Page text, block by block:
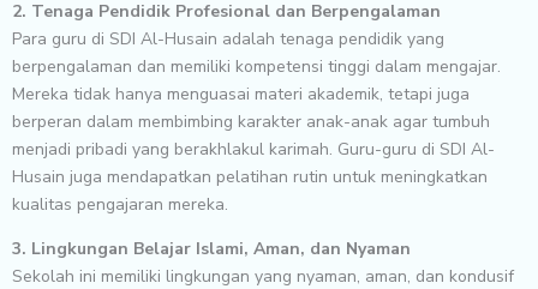
2. Tenaga Pendidik Profesional dan Berpengalaman
Para guru di SDI Al-Husain adalah tenaga pendidik yang
berpengalaman dan memiliki kompetensi tinggi dalam mengajar.
Mereka tidak hanya menguasai materi akademik, tetapi juga
berperan dalam membimbing karakter anak-anak agar tumbuh
menjadi pribadi yang berakhlakul karimah. Guru-guru di SDI Al-
Husain juga mendapatkan pelatihan rutin untuk meningkatkan
kualitas pengajaran mereka.
3. Lingkungan Belajar Islami, Aman, dan Nyaman
Sekolah ini memiliki lingkungan yang nyaman, aman, dan kondusif